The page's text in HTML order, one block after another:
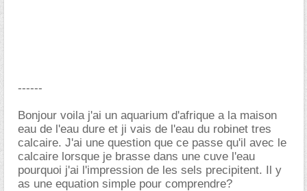
------
Bonjour voila j'ai un aquarium d'afrique a la maison
eau de l'eau dure et ji vais de l'eau du robinet tres
calcaire. J'ai une question que ce passe qu'il avec le
calcaire lorsque je brasse dans une cuve l'eau
pourquoi j'ai l'impression de les sels precipitent. Il y
as une equation simple pour comprendre?